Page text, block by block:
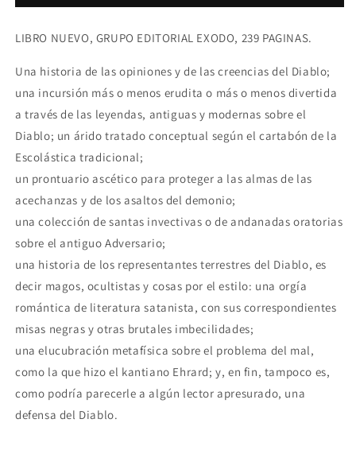
LIBRO NUEVO, GRUPO EDITORIAL EXODO, 239 PAGINAS.
Una historia de las opiniones y de las creencias del Diablo;
una incursión más o menos erudita o más o menos divertida
a través de las leyendas, antiguas y modernas sobre el
Diablo; un árido tratado conceptual según el cartabón de la
Escolástica tradicional;
un prontuario ascético para proteger a las almas de las
acechanzas y de los asaltos del demonio;
una colección de santas invectivas o de andanadas oratorias
sobre el antiguo Adversario;
una historia de los representantes terrestres del Diablo, es
decir magos, ocultistas y cosas por el estilo: una orgía
romántica de literatura satanista, con sus correspondientes
misas negras y otras brutales imbecilidades;
una elucubración metafísica sobre el problema del mal,
como la que hizo el kantiano Ehrard; y, en fin, tampoco es,
como podría parecerle a algún lector apresurado, una
defensa del Diablo.